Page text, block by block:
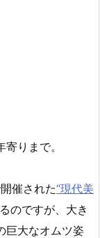
りまで。
催された“現代美
のですが、大き
巨大なオムツ姿